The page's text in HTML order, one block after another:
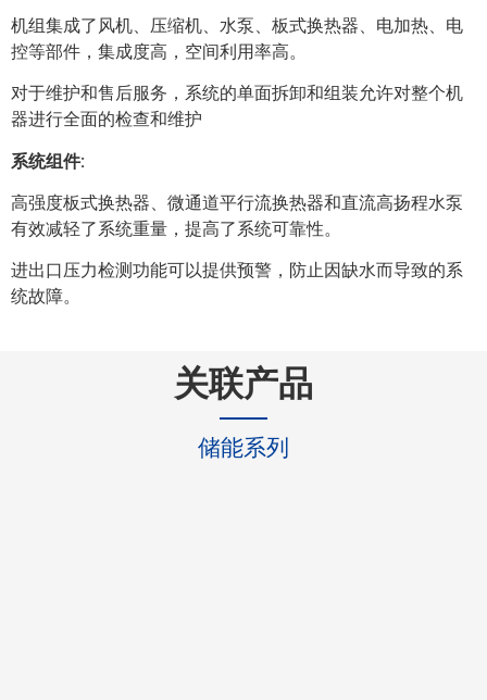
机组集成了风机、压缩机、水泵、板式换热器、电加热、电
控等部件，集成度高，空间利用率高。
对于维护和售后服务，系统的单面拆卸和组装允许对整个机
器进行全面的检查和维护
系统组件:
高强度板式换热器、微通道平行流换热器和直流高扬程水泵
有效减轻了系统重量，提高了系统可靠性。
进出口压力检测功能可以提供预警，防止因缺水而导致的系
统故障。
关联产品
储能系列